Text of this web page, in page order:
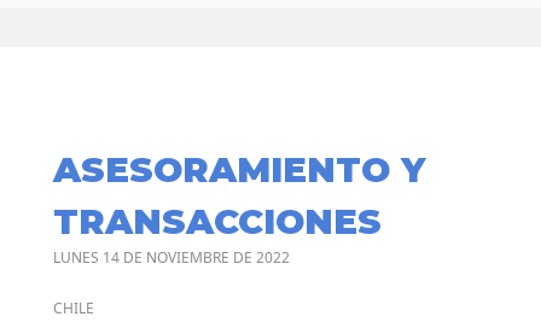
ASESORAMIENTO Y
TRANSACCIONES
LUNES 14 DE NOVIEMBRE DE 2022
CHILE